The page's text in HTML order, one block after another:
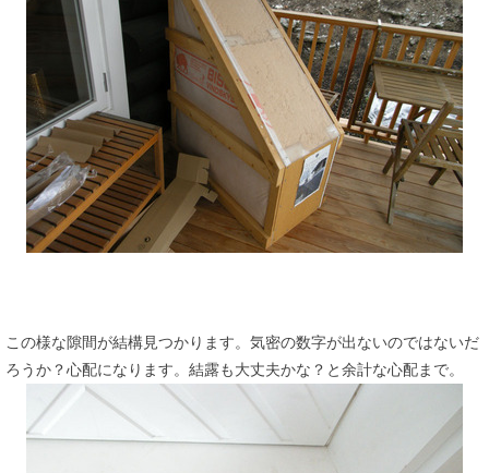
この様な隙間が結構見つかります。気密の数字が出ないのではないだ
ろうか？心配になります。結露も大丈夫かな？と余計な心配まで。